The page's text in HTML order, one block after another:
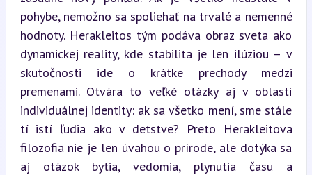
pohybe, nemožno sa spoliehať na trvalé a nemenné
hodnoty. Herakleitos tým podáva obraz sveta ako
dynamickej reality, kde stabilita je len ilúziou – v
skutočnosti ide o krátke prechody medzi
premenami. Otvára to veľké otázky aj v oblasti
individuálnej identity: ak sa všetko mení, sme stále
tí istí ľudia ako v detstve? Preto Herakleitova
filozofia nie je len úvahou o prírode, ale dotýka sa
aj otázok bytia, vedomia, plynutia času a